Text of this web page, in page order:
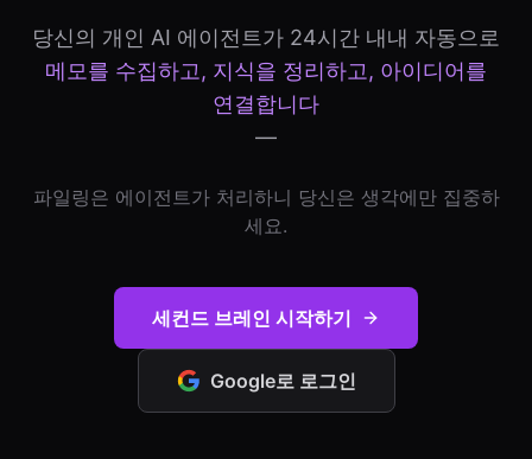
비교
로그인
당신의 개인 AI 에이전트가 24시간 내내 자동으로
메모를 수집하고, 지식을 정리하고, 아이디어를
연결합니다
—
파일링은 에이전트가 처리하니 당신은 생각에만 집중하
세요.
세컨드 브레인 시작하기
Google로 로그인